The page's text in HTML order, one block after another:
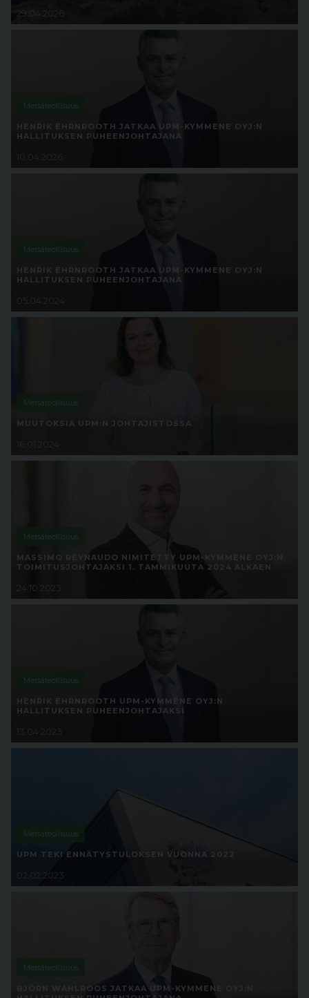
29.04.2026
Metsäteollisuus
HENRIK EHRNROOTH JATKAA UPM-KYMMENE OYJ:N
HALLITUKSEN PUHEENJOHTAJANA
10.04.2026
Metsäteollisuus
HENRIK EHRNROOTH JATKAA UPM-KYMMENE OYJ:N
HALLITUKSEN PUHEENJOHTAJANA
05.04.2024
Metsäteollisuus
MUUTOKSIA UPM:N JOHTAJISTOSSA
16.01.2024
Metsäteollisuus
MASSIMO REYNAUDO NIMITETTY UPM-KYMMENE OYJ:N
TOIMITUSJOHTAJAKSI 1. TAMMIKUUTA 2024 ALKAEN
24.10.2023
Metsäteollisuus
HENRIK EHRNROOTH UPM-KYMMENE OYJ:N
HALLITUKSEN PUHEENJOHTAJAKSI
13.04.2023
Metsäteollisuus
UPM TEKI ENNÄTYSTULOKSEN VUONNA 2022
02.02.2023
Metsäteollisuus
BJÖRN WAHLROOS JATKAA UPM-KYMMENE OYJ:N